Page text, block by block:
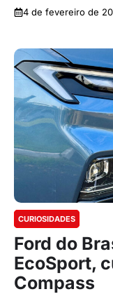
4 de fevereiro de
CURIOSIDADES
Ford do
EcoSport,
Compass